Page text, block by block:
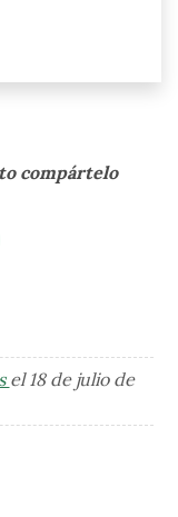
compártelo
el 18 de julio de